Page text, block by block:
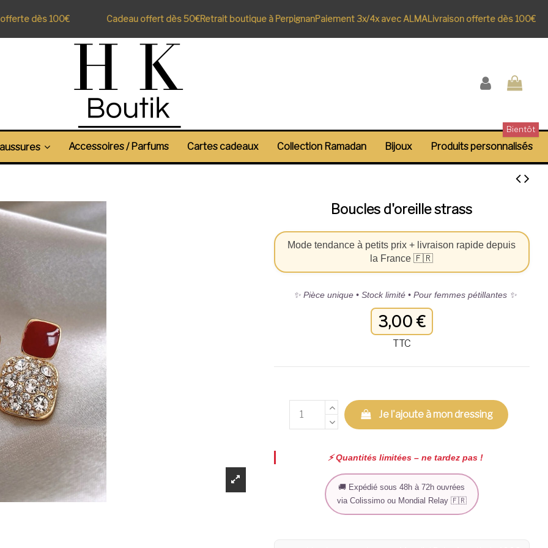
dès 100€ Cadeau offert dès 50€Retrait boutique à PerpignanPaiement 3x/4x avec ALMALivraison offerte dès 100€
Accessoires / Parfums Cartes cadeaux Collection Ramadan Bijoux Produits personnalisés
Bientôt
Boucles d'oreille strass
Mode tendance à petits prix + livraison rapide depuis
la France 🇫🇷
✨ Pièce unique • Stock limité • Pour femmes pétillantes ✨
3,00 €
TTC
Je l'ajoute à mon dressing
⚡️ Quantités limitées – ne tardez pas !
🚚 Expédié sous 48h à 72h ouvrées
via Colissimo ou Mondial Relay 🇫🇷